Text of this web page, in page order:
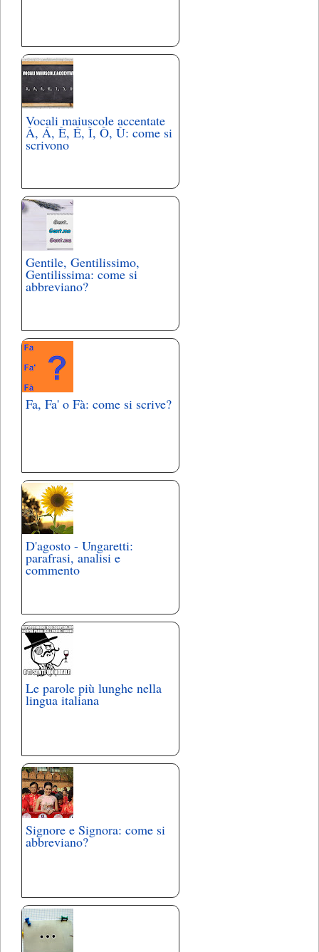
Vocali maiuscole accentate
À, Á, È, É, Ì, Ò, Ù: come si
scrivono
Gentile, Gentilissimo,
Gentilissima: come si
abbreviano?
Fa, Fa' o Fà: come si scrive?
D'agosto - Ungaretti:
parafrasi, analisi e
commento
Le parole più lunghe nella
lingua italiana
Signore e Signora: come si
abbreviano?